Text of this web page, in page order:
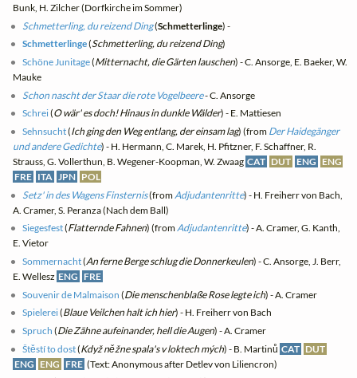
Bunk, H. Zilcher (Dorfkirche im Sommer)
Schmetterling, du reizend Ding(Schmetterlinge) -
Schmetterlinge(Schmetterling, du reizend Ding)
Schöne Junitage(Mitternacht, die Gärten lauschen) - C. Ansorge, E. Baeker, W.
Mauke
Schon nascht der Staar die rote Vogelbeere- C. Ansorge
Schrei(O wär' es doch! Hinaus in dunkle Wälder) - E. Mattiesen
Sehnsucht(Ich ging den Weg entlang, der einsam lag) (from Der Haidegänger
und andere Gedichte) - H. Hermann, C. Marek, H. Pfitzner, F. Schaffner, R.
Strauss, G. Vollerthun, B. Wegener-Koopman, W. Zwaag CAT DUT ENG ENG
FRE ITA JPN POL
Setz' in des Wagens Finsternis(from Adjudantenritte) - H. Freiherr von Bach,
A. Cramer, S. Peranza (Nach dem Ball)
Siegesfest(Flatternde Fahnen) (fromAdjudantenritte) - A. Cramer, G. Kanth,
E. Vietor
Sommernacht(An ferne Berge schlug die Donnerkeulen) - C. Ansorge, J. Berr,
E. Wellesz ENG FRE
Souvenir de Malmaison (Die menschenblaße Rose legte ich) - A. Cramer
Spielerei(Blaue Veilchen halt ich hier) - H. Freiherr von Bach
Spruch (Die Zähne aufeinander, hell die Augen) - A. Cramer
Štěstí to dost(Když něžne spala's v loktech mých) - B. Martinů CAT DUT
ENG ENG FRE (Text: Anonymous after Detlev von Liliencron)